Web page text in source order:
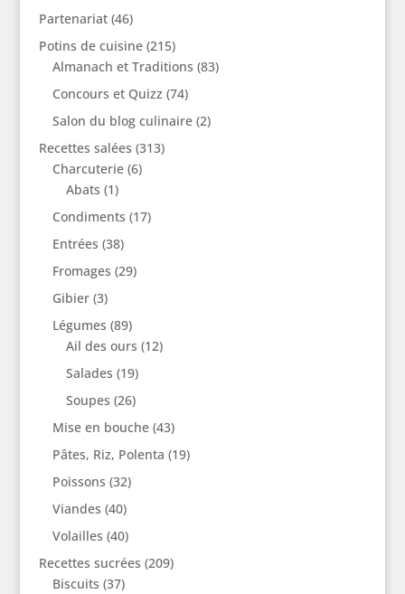
Partenariat(46)
Potins de cuisine(215)
Almanach et Traditions (83)
Concours et Quizz (74)
Salon du blog culinaire(2)
Recettes salées (313)
Charcuterie(6)
Abats (1)
Condiments (17)
Entrées (38)
Fromages (29)
Gibier(3)
Légumes (89)
Ail des ours (12)
Salades (19)
Soupes (26)
Mise en bouche(43)
Pâtes, Riz, Polenta (19)
Poissons (32)
Viandes (40)
Volailles (40)
Recettes sucrées (209)
Biscuits (37)